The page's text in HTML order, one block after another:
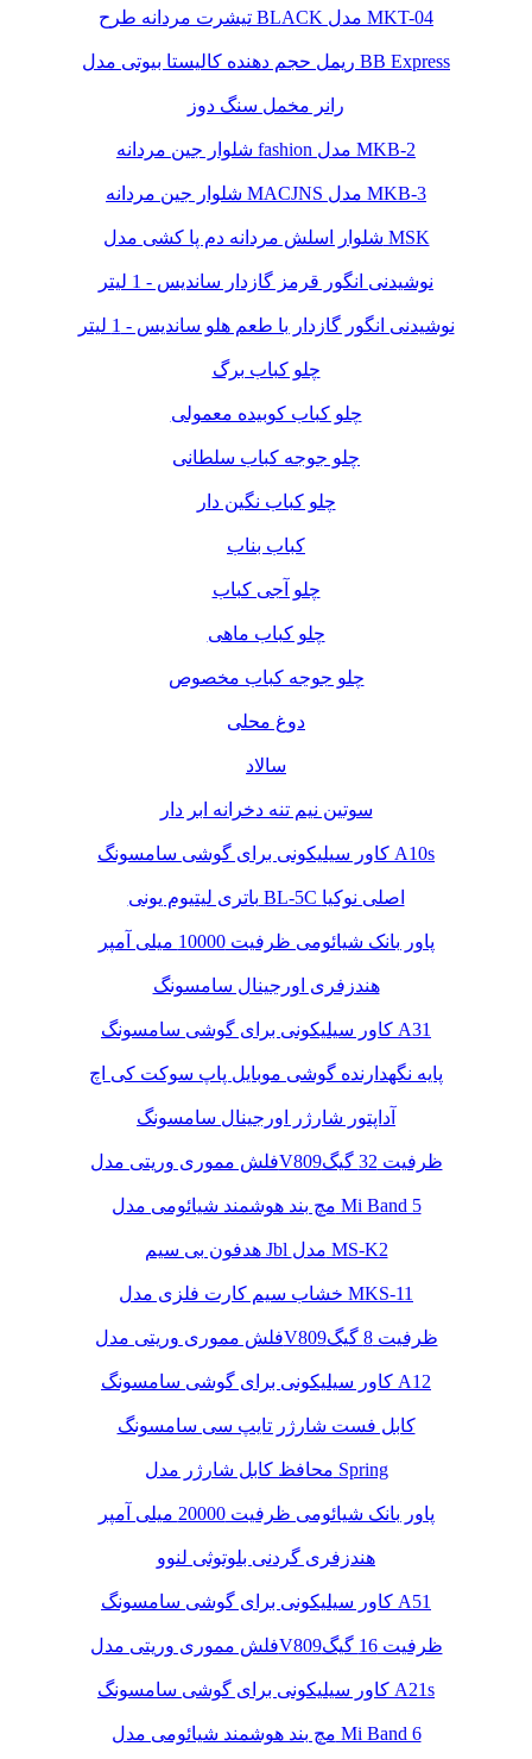
تیشرت مردانه طرح BLACK مدل MKT-04
ریمل حجم دهنده کالیستا بیوتی مدل BB Express
رانر مخمل سنگ دوز
شلوار جین مردانه fashion مدل MKB-2
شلوار جین مردانه MACJNS مدل MKB-3
شلوار اسلش مردانه دم پا کشی مدل MSK
نوشیدنی انگور قرمز گازدار ساندیس - 1 لیتر
نوشیدنی انگور گازدار با طعم هلو ساندیس - 1 لیتر
چلو کباب برگ
چلو کباب کوبیده معمولی
چلو جوجه کباب سلطانی
چلو کباب نگین دار
کباب بناب
چلو آجی کباب
چلو کباب ماهی
چلو جوجه کباب مخصوص
دوغ محلی
سالاد
سوتین نیم تنه دخرانه ابر دار
کاور سیلیکونی برای گوشی سامسونگ A10s
باتری لیتیوم یونی BL-5C اصلی نوکیا
پاور بانک شیائومی ظرفیت 10000 میلی آمپر
هندزفری اورجینال سامسونگ
کاور سیلیکونی برای گوشی سامسونگ A31
پایه نگهدارنده گوشی موبایل پاپ سوکت کی اچ
آداپتور شارژر اورجینال سامسونگ
فلش مموری وریتی مدلV809ظرفیت 32 گیگ
مچ بند هوشمند شیائومی مدل Mi Band 5
هدفون بی سیم Jbl مدل MS-K2
خشاب سیم کارت فلزی مدل MKS-11
فلش مموری وریتی مدلV809ظرفیت 8 گیگ
کاور سیلیکونی برای گوشی سامسونگ A12
کابل فست شارژر تایپ سی سامسونگ
محافظ کابل شارژر مدل Spring
پاور بانک شیائومی ظرفیت 20000 میلی آمپر
هندزفری گردنی بلوتوثی لنوو
کاور سیلیکونی برای گوشی سامسونگ A51
فلش مموری وریتی مدلV809ظرفیت 16 گیگ
کاور سیلیکونی برای گوشی سامسونگ A21s
مچ بند هوشمند شیائومی مدل Mi Band 6